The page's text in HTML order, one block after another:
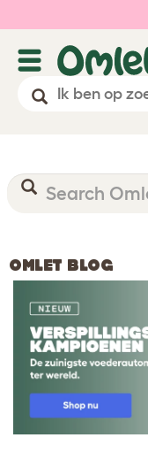
OMLET BLOG